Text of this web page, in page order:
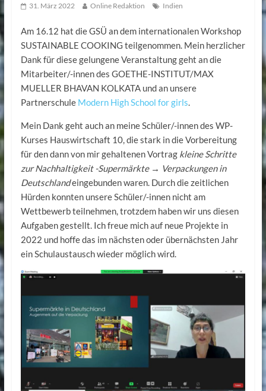
31. März 2022 Online Redaktion Indien
Am 16.12 hat die GSÜ an dem internationalen Workshop
SUSTAINABLE COOKING teilgenommen. Mein herzlicher
Dank für diese gelungene Veranstaltung geht an die
Mitarbeiter/-innen des GOETHE-INSTITUT/MAX
MUELLER BHAVAN KOLKATA und an unsere
Partnerschule Modern High School for girls.
Mein Dank geht auch an meine Schüler/-innen des WP-
Kurses Hauswirtschaft 10, die stark in die Vorbereitung
für den dann von mir gehaltenen Vortrag kleine Schritte
zur Nachhaltigkeit -Supermärkte → Verpackungen in
Deutschlandeingebunden waren. Durch die zeitlichen
Hürden konnten unsere Schüler/-innen nicht am
Wettbewerb teilnehmen, trotzdem haben wir uns diesen
Aufgaben gestellt. Ich freue mich auf neue Projekte in
2022 und hoffe das im nächsten oder übernächsten Jahr
ein Schulaustausch wieder möglich wird.